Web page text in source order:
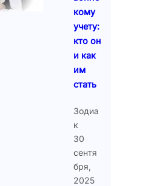
кому
учету:
кто он
и как
им
стать
Зодиа
к
30
сентя
бря,
2025